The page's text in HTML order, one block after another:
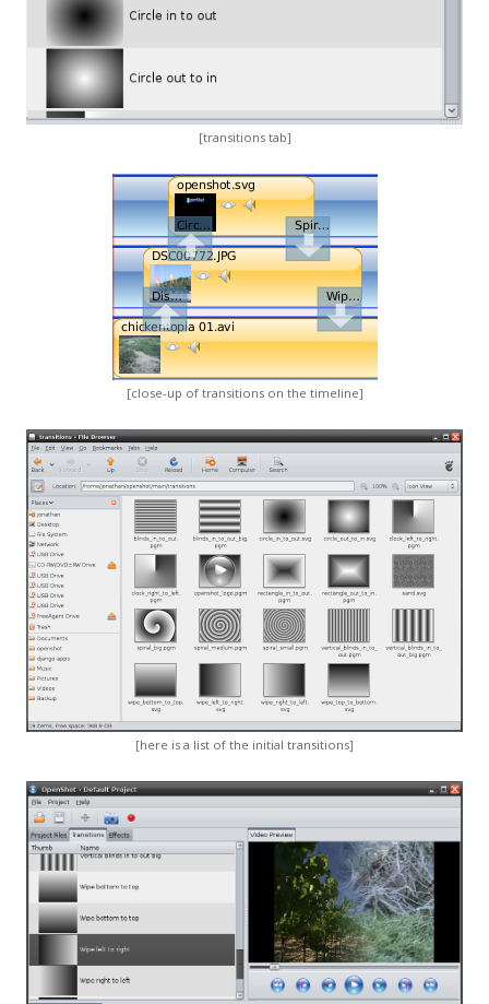
[transitions tab]
[close-up of transitions on the timeline]
[here is a list of the initial transitions]